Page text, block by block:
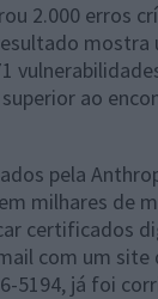
2.000 erros
ao
pela
milhares de
certificados
com um site
5194, já foi